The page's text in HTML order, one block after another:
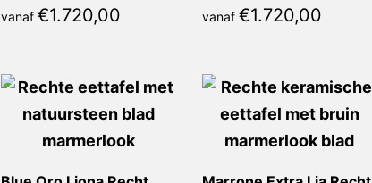
vanaf €1.720,00 vanaf €1.720,00